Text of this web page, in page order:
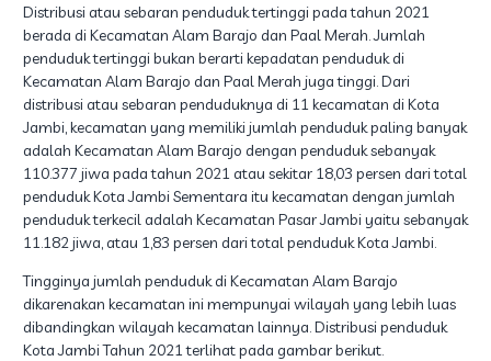
Distribusi atau sebaran penduduk tertinggi pada tahun 2021
berada di Kecamatan Alam Barajo dan Paal Merah. Jumlah
penduduk tertinggi bukan berarti kepadatan penduduk di
Kecamatan Alam Barajo dan Paal Merah juga tinggi. Dari
distribusi atau sebaran penduduknya di 11 kecamatan di Kota
Jambi, kecamatan yang memiliki jumlah penduduk paling banyak
adalah Kecamatan Alam Barajo dengan penduduk sebanyak
110.377 jiwa pada tahun 2021 atau sekitar 18,03 persen dari total
penduduk Kota Jambi Sementara itu kecamatan dengan jumlah
penduduk terkecil adalah Kecamatan Pasar Jambi yaitu sebanyak
11.182 jiwa, atau 1,83 persen dari total penduduk Kota Jambi.
Tingginya jumlah penduduk di Kecamatan Alam Barajo
dikarenakan kecamatan ini mempunyai wilayah yang lebih luas
dibandingkan wilayah kecamatan lainnya. Distribusi penduduk
Kota Jambi Tahun 2021 terlihat pada gambar berikut.